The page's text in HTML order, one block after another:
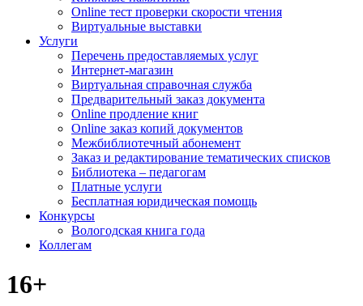
Online тест проверки скорости чтения
Виртуальные выставки
Услуги
Перечень предоставляемых услуг
Интернет-магазин
Виртуальная справочная служба
Предварительный заказ документа
Online продление книг
Online заказ копий документов
Межбиблиотечный абонемент
Заказ и редактирование тематических списков
Библиотека – педагогам
Платные услуги
Бесплатная юридическая помощь
Конкурсы
Вологодская книга года
Коллегам
16+